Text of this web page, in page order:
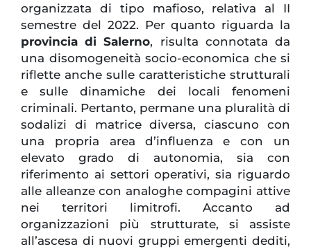
organizzata di tipo mafioso, relativa al II
semestre del 2022. Per quanto riguarda la
provincia di Salerno, risulta connotata da
una disomogeneità socio-economica che si
riflette anche sulle caratteristiche strutturali
e sulle dinamiche dei locali fenomeni
criminali. Pertanto, permane una pluralità di
sodalizi di matrice diversa, ciascuno con
una propria area d’influenza e con un
elevato grado di autonomia, sia con
riferimento ai settori operativi, sia riguardo
alle alleanze con analoghe compagini attive
nei territori limitrofi. Accanto ad
organizzazioni più strutturate, si assiste
all’ascesa di nuovi gruppi emergenti dediti,